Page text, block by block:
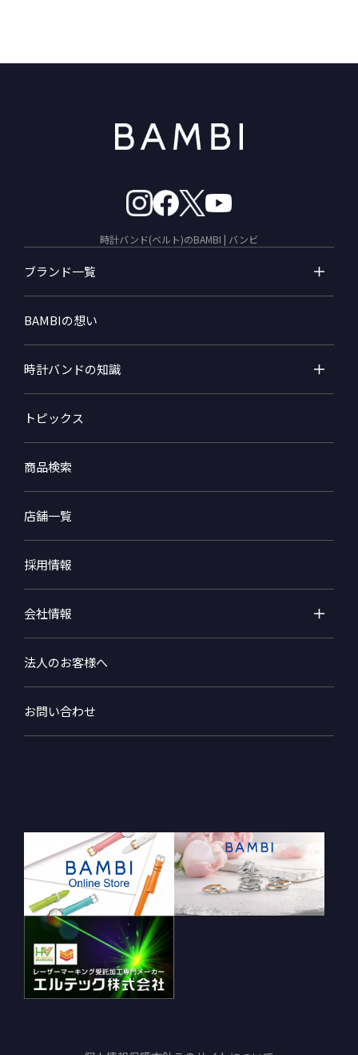
時計バンド(ベルト)のBAMBI | バンビ
ブランド一覧
BAMBIの想い
時計バンドの知識
トピックス
商品検索
店舗一覧
採用情報
会社情報
法人のお客様へ
お問い合わせ